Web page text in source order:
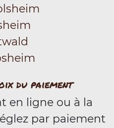
du paiement
en ligne ou à la
par paiement